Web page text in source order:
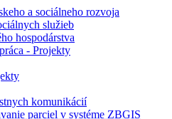
a sociálneho rozvoja
služieb
hospodárstva
- Projekty
komunikácií
parciel v systéme ZBGIS